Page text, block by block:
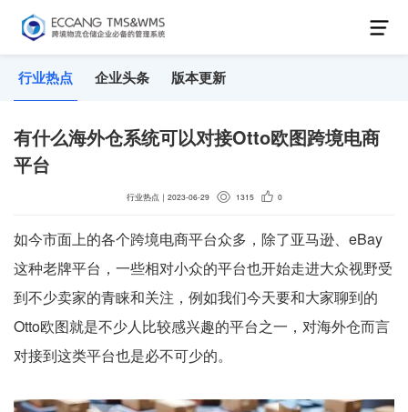
行业热点 企业头条 版本更新
有什么海外仓系统可以对接Otto欧图跨境电商
平台
行业热点 ｜ 2023-06-29 1315 0
如今市面上的各个跨境电商平台众多，除了亚马逊、eBay
这种老牌平台，一些相对小众的平台也开始走进大众视野受
到不少卖家的青睐和关注，例如我们今天要和大家聊到的
Otto欧图就是不少人比较感兴趣的平台之一，对海外仓而言
对接到这类平台也是必不可少的。